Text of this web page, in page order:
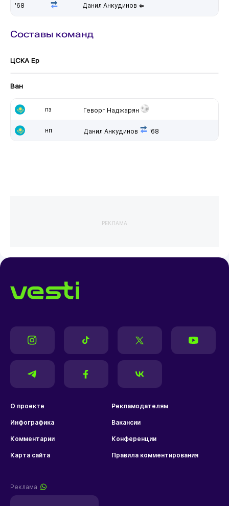
'68 Данил Анкудинов ⇐
Составы команд
ЦСКА Ер
Ван
пз Геворг Наджарян
нп Данил Анкудинов '68
РЕКЛАМА
О проекте Рекламодателям
Инфографика Вакансии
Комментарии Конференции
Карта сайта Правила комментирования
Реклама